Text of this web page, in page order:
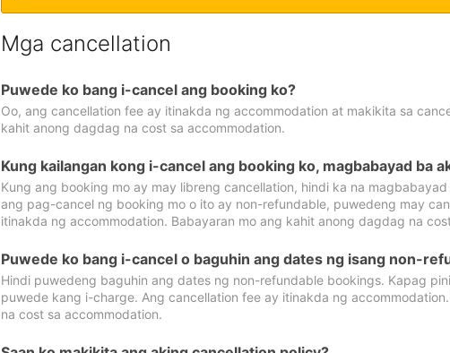
Mga cancellation
Puwede ko bang i-cancel ang booking ko?
Oo, ang cancellation fee ay itinakda ng accommodation at makikita sa
kahit anong dagdag na cost sa accommodation.
Kung kailangan kong i-cancel ang booking ko, magbabayad ba
Kung ang booking mo ay may libreng cancellation, hindi ka na
ang pag-cancel ng booking mo o ito ay non-refundable, puwedeng may
itinakda ng accommodation. Babayaran mo ang kahit anong dagdag na
Puwede ko bang i-cancel o baguhin ang dates ng isang non-
Hindi puwedeng baguhin ang dates ng non-refundable bookings. Kapag
puwede kang i-charge. Ang cancellation fee ay itinakda ng
na cost sa accommodation.